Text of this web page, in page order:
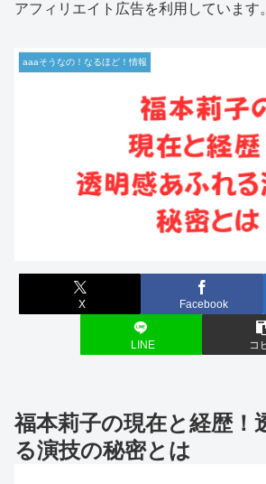
アフィリエイト広告を利用しています。
aaaそうなの！なるほど！情報
X Facebook
LINE コ
福本莉子の現在と経歴！
る演技の秘密とは